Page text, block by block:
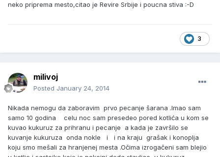
neko priprema mesto,citao je Revire Srbije i poucna stiva :-D
3
milivoj
Posted January 24, 2014
Nikada nemogu da zaboravim prvo pecanje šarana .Imao sam
samo 10 godina celu noc sam presedeo pored kotlića u kom se
kuvao kukuruz za prihranu i pecanje a kada je završilo se
kuvanje kukuruza onda nokle i i na kraju grašak i konoplja
koju smo mešali za hranjenej mesta .Očima izrogačeni sam blejio